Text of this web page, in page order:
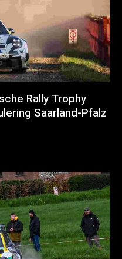
Rally Trophy
Saarland-Pfalz